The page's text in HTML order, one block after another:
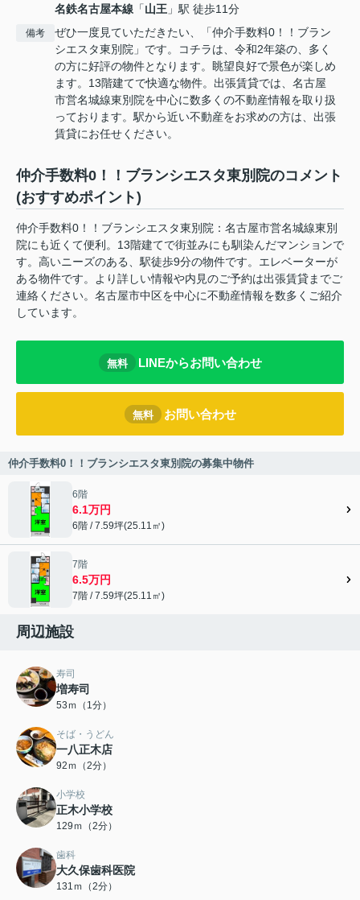
名鉄名古屋本線 「山王 」駅 徒歩11分
備考
ぜひ一度見ていただきたい、「仲介手数料0！！ブラン
シエスタ東別院」です。コチラは、令和2年築の、多く
の方に好評の物件となります。眺望良好で景色が楽しめ
ます。13階建てで快適な物件。出張賃貸では、名古屋
市営名城線東別院を中心に数多くの不動産情報を取り扱
っております。駅から近い不動産をお求めの方は、出張
賃貸にお任せください。
仲介手数料0！！ブランシエスタ東別院のコメント
(おすすめポイント)
仲介手数料0！！ブランシエスタ東別院：名古屋市営名城線東別
院にも近くて便利。13階建てで街並みにも馴染んだマンションで
す。高いニーズのある、駅徒歩9分の物件です。エレベーターが
ある物件です。より詳しい情報や内見のご予約は出張賃貸までご
連絡ください。名古屋市中区を中心に不動産情報を数多くご紹介
しています。
無料 LINEからお問い合わせ
無料 お問い合わせ
仲介手数料0！！ブランシエスタ東別院の募集中物件
6階
6.1万円
6階 / 7.59坪(25.11㎡)
7階
6.5万円
7階 / 7.59坪(25.11㎡)
周辺施設
寿司
増寿司
53ｍ（1分）
そば・うどん
一八正木店
92ｍ（2分）
小学校
正木小学校
129ｍ（2分）
歯科
大久保歯科医院
131ｍ（2分）